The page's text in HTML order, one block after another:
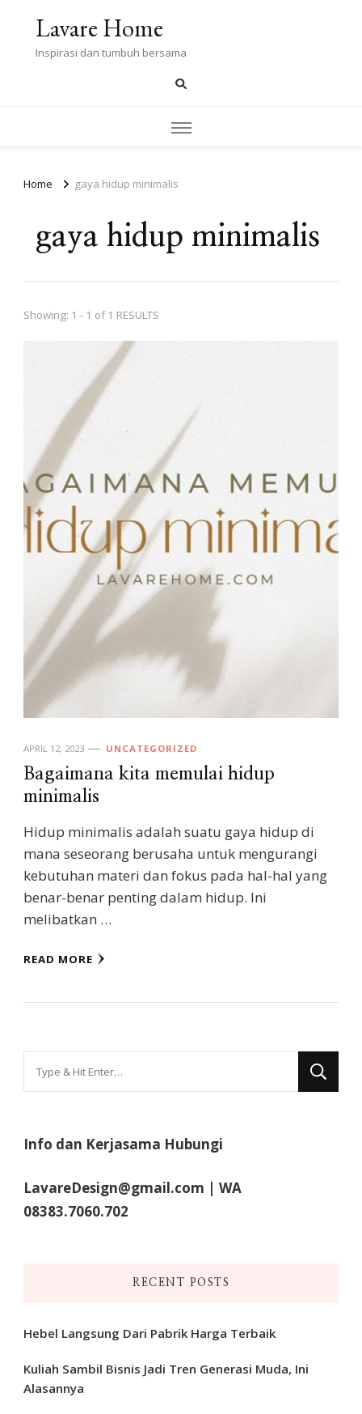
Lavare Home
Inspirasi dan tumbuh bersama
Home gaya hidup minimalis
gaya hidup minimalis
Showing: 1 - 1 of 1 RESULTS
APRIL 12, 2023 UNCATEGORIZED
Bagaimana kita memulai hidup
minimalis
Hidup minimalis adalah suatu gaya hidup di
mana seseorang berusaha untuk mengurangi
kebutuhan materi dan fokus pada hal-hal yang
benar-benar penting dalam hidup. Ini
melibatkan …
READ MORE
Info dan Kerjasama Hubungi
LavareDesign@gmail.com | WA
08383.7060.702
RECENT POSTS
Hebel Langsung Dari Pabrik Harga Terbaik
Kuliah Sambil Bisnis Jadi Tren Generasi Muda, Ini
Alasannya